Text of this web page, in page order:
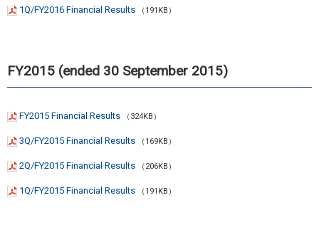
1Q/FY2016 Financial Results （191KB）
FY2015 (ended 30 September 2015)
FY2015 Financial Results （324KB）
3Q/FY2015 Financial Results （169KB）
2Q/FY2015 Financial Results （206KB）
1Q/FY2015 Financial Results （191KB）